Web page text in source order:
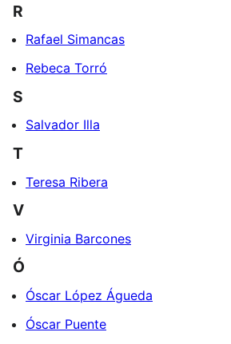
R
Rafael Simancas
Rebeca Torró
S
Salvador Illa
T
Teresa Ribera
V
Virginia Barcones
Ó
Óscar López Águeda
Óscar Puente